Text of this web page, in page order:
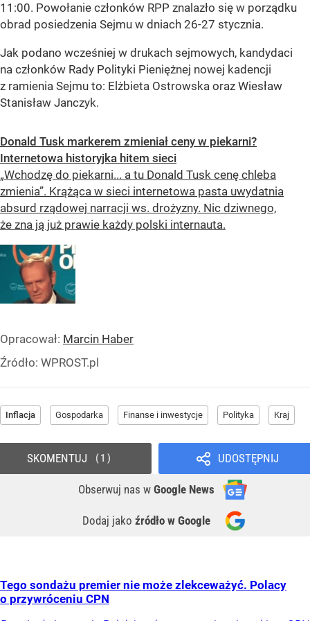
11:00. Powołanie członków RPP znalazło się w porządku
obrad posiedzenia Sejmu w dniach 26-27 stycznia.
Jak podano wcześniej w drukach sejmowych, kandydaci
na członków Rady Polityki Pieniężnej nowej kadencji
z ramienia Sejmu to: Elżbieta Ostrowska oraz Wiesław
Stanisław Janczyk.
Donald Tusk markerem zmieniał ceny w piekarni?
Internetowa historyjka hitem sieci
„Wchodzę do piekarni... a tu Donald Tusk cenę chleba
zmienia”. Krążąca w sieci internetowa pasta uwydatnia
absurd rządowej narracji ws. drożyzny. Nic dziwnego,
że zna ją już prawie każdy polski internauta.
Opracował: Marcin Haber
Źródło: WPROST.pl
Inflacja Gospodarka Finanse i inwestycje Polityka Kraj
UDOSTĘPNIJ
Obserwuj nas w Google News
Dodaj jako źródło w Google
SKOMENTUJ 1
Tego sondażu premier nie może zlekceważyć. Polacy
o przywróceniu CPN